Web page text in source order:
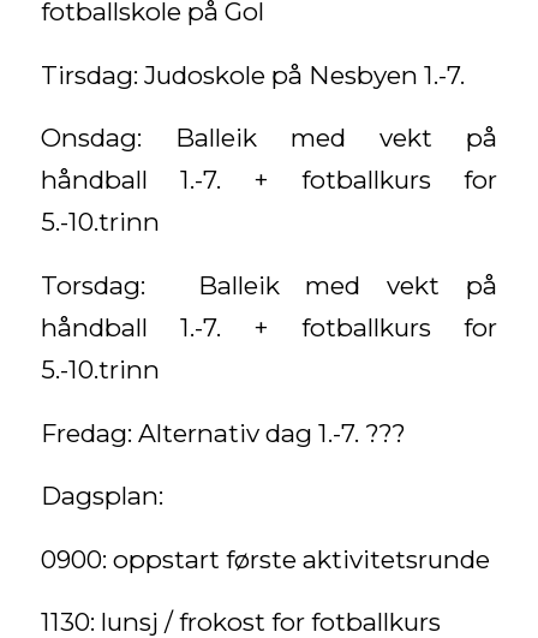
fotballskole på Gol
Tirsdag: Judoskole på Nesbyen 1.-7.
Onsdag: Balleik med vekt på
håndball 1.-7. + fotballkurs for
5.-10.trinn
Torsdag: Balleik med vekt på
håndball 1.-7. + fotballkurs for
5.-10.trinn
Fredag: Alternativ dag 1.-7. ???
Dagsplan:
0900: oppstart første aktivitetsrunde
1130: lunsj / frokost for fotballkurs